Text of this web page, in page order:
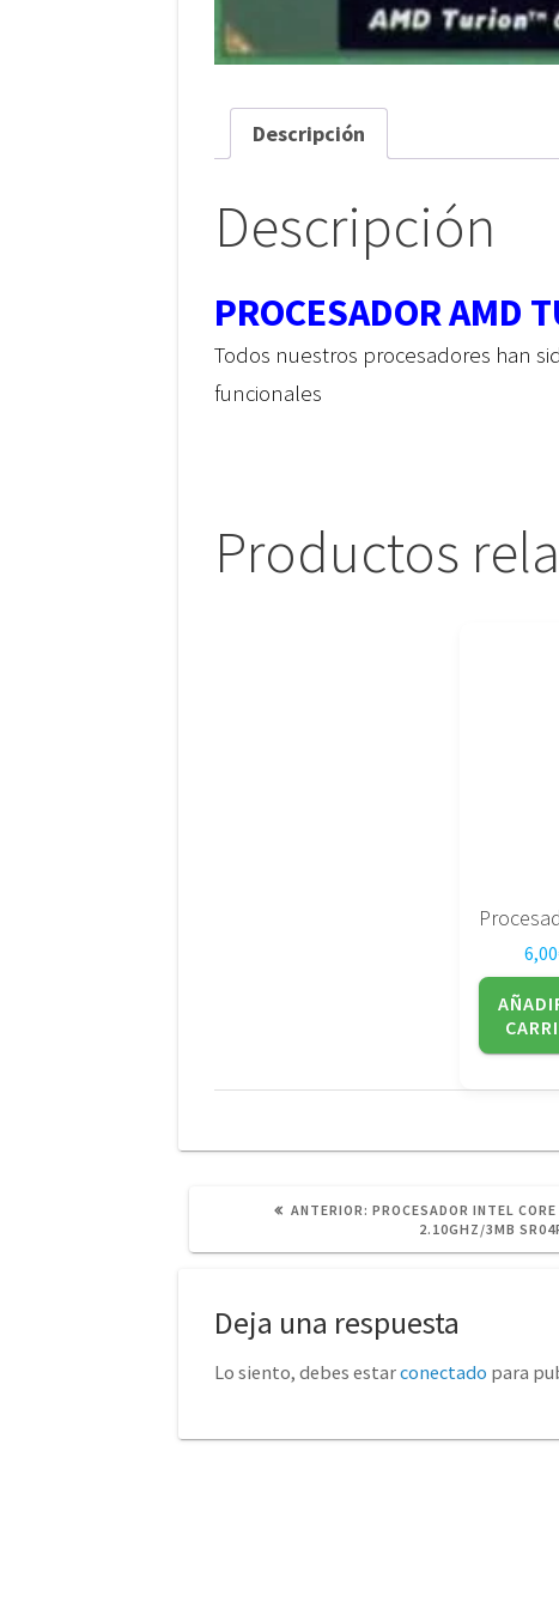
Descripción
Descripción
PROCESADOR AMD
Todos nuestros procesadores han
funcionales
Productos
6,00
ANTERIOR: POST
ANTERIOR:
PROCESADOR INTEL
2.10GHZ/3MB
Deja una respuesta
Lo siento, debes estarconectado para